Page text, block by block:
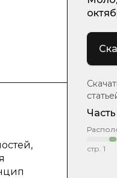
Часть
стр. 1